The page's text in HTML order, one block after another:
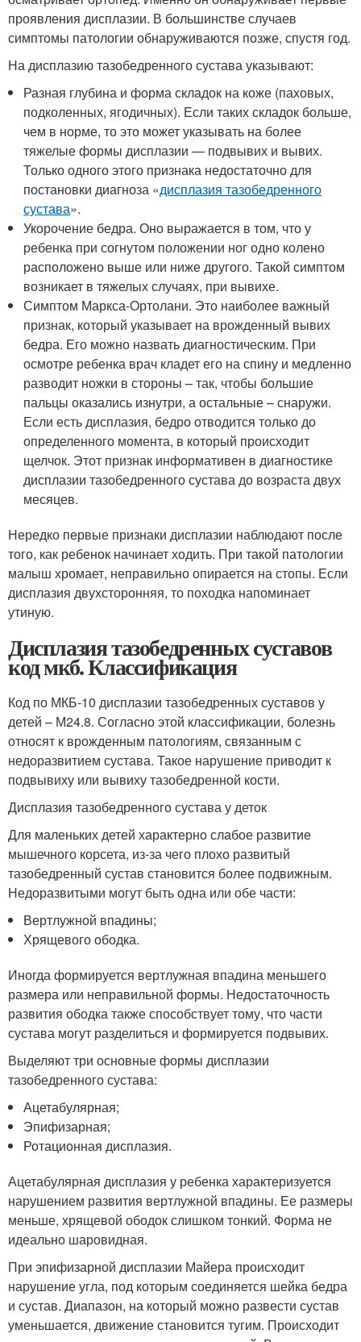
проявления дисплазии. В большинстве случаев
симптомы патологии обнаруживаются позже, спустя год.
На дисплазию тазобедренного сустава указывают:
Разная глубина и форма складок на коже (паховых,
подколенных, ягодичных). Если таких складок больше,
чем в норме, то это может указывать на более
тяжелые формы дисплазии — подвывих и вывих.
Только одного этого признака недостаточно для
постановки диагноза «дисплазия тазобедренного
сустава».
Укорочение бедра. Оно выражается в том, что у
ребенка при согнутом положении ног одно колено
расположено выше или ниже другого. Такой симптом
возникает в тяжелых случаях, при вывихе.
Симптом Маркса-Ортолани. Это наиболее важный
признак, который указывает на врожденный вывих
бедра. Его можно назвать диагностическим. При
осмотре ребенка врач кладет его на спину и медленно
разводит ножки в стороны – так, чтобы большие
пальцы оказались изнутри, а остальные – снаружи.
Если есть дисплазия, бедро отводится только до
определенного момента, в который происходит
щелчок. Этот признак информативен в диагностике
дисплазии тазобедренного сустава до возраста двух
месяцев.
Нередко первые признаки дисплазии наблюдают после
того, как ребенок начинает ходить. При такой патологии
малыш хромает, неправильно опирается на стопы. Если
дисплазия двухсторонняя, то походка напоминает
утиную.
Дисплазия тазобедренных суставов
код мкб. Классификация
Код по МКБ-10 дисплазии тазобедренных суставов у
детей – М24.8. Согласно этой классификации, болезнь
относят к врожденным патологиям, связанным с
недоразвитием сустава. Такое нарушение приводит к
подвывиху или вывиху тазобедренной кости.
Дисплазия тазобедренного сустава у деток
Для маленьких детей характерно слабое развитие
мышечного корсета, из-за чего плохо развитый
тазобедренный сустав становится более подвижным.
Недоразвитыми могут быть одна или обе части:
Вертлужной впадины;
Хрящевого ободка.
Иногда формируется вертлужная впадина меньшего
размера или неправильной формы. Недостаточность
развития ободка также способствует тому, что части
сустава могут разделиться и формируется подвывих.
Выделяют три основные формы дисплазии
тазобедренного сустава:
Ацетабулярная;
Эпифизарная;
Ротационная дисплазия.
Ацетабулярная дисплазия у ребенка характеризуется
нарушением развития вертлужной впадины. Ее размеры
меньше, хрящевой ободок слишком тонкий. Форма не
идеально шаровидная.
При эпифизарной дисплазии Майера происходит
нарушение угла, под которым соединяется шейка бедра
и сустав. Диапазон, на который можно развести сустав
уменьшается, движение становится тугим. Происходит